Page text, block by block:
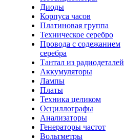
Диоды
Корпуса часов
Платиновая группа
Техническое серебро
Провода с содежанием
серебра
Тантал из радиодеталей
Аккумуляторы
Лампы
Платы
Техника целиком
Осциллографы
Анализаторы
Генераторы частот
Вольтметры